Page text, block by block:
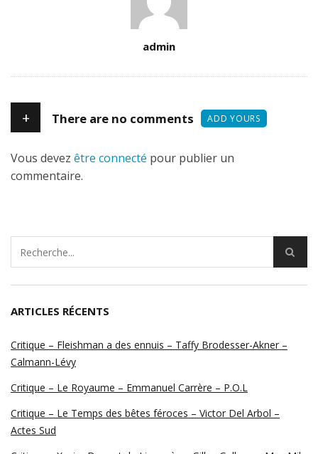
admin
+ There are no comments ADD YOURS
Vous devez être connecté pour publier un
commentaire.
ARTICLES RÉCENTS
Critique – Fleishman a des ennuis – Taffy Brodesser-Akner –
Calmann-Lévy
Critique – Le Royaume – Emmanuel Carrère – P.O.L
Critique – Le Temps des bêtes féroces – Victor Del Arbol –
Actes Sud